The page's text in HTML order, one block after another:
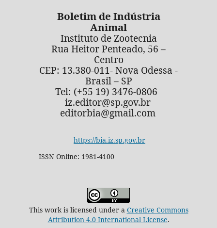
Boletim de Indústria
Animal
Instituto de Zootecnia
Rua Heitor Penteado, 56 –
Centro
CEP: 13.380-011- Nova Odessa -
Brasil – SP
Tel: (+55 19) 3476-0806
iz.editor@sp.gov.br
editorbia@gmail.com
https://bia.iz.sp.gov.br
ISSN Online: 1981-4100
This work is licensed under a Creative Commons
Attribution 4.0 International License.